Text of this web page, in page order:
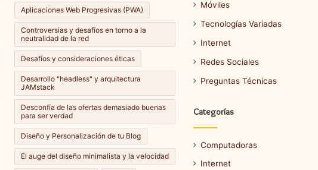
Cómo
instalar
actualización
firmware?
Cómo
una
de
pantalla
Aplicaciones Web Progresivas (PWA)
Controversias y desafíos en torno a la
neutralidad de la red
Desafíos y consideraciones éticas
Desarrollo "headless" y arquitectura
JAMstack
Desconfía de las ofertas demasiado buenas
para ser verdad
Diseño y Personalización de tu Blog
El auge del diseño minimalista y la velocidad
Móviles
Tecnologías Variadas
Internet
Redes Sociales
Preguntas Técnicas
Categorías
Computadoras
Internet